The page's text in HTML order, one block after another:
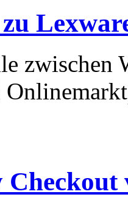
zwischen
Checkout